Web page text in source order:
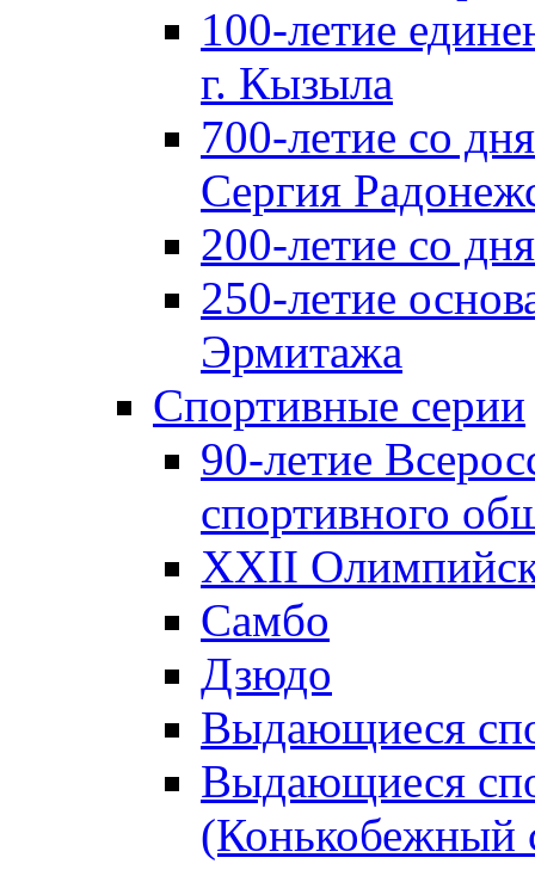
100-летие
г. Кызыла
700-летие со
Сергия
200-летие со
250-летие
Эрмитажа
Спортивные серии
90-летие
спортивного
XXII
Самбо
Дзюдо
Выдающиеся
Выдающиеся
(Конькобежный